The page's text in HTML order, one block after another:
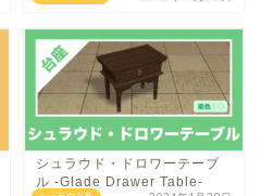
シュラウド・ドロワーテーブ
ル -Glade Drawer Table-